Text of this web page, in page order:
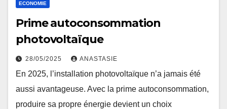
ECONOMIE
Prime autoconsommation
photovoltaïque
28/05/2025 ANASTASIE
En 2025, l’installation photovoltaïque n’a jamais été
aussi avantageuse. Avec la prime autoconsommation,
produire sa propre énergie devient un choix